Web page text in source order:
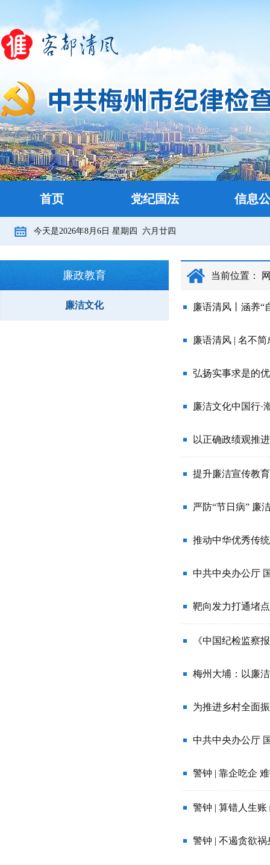
首页 党纪国法 信息
今天是2026年8月6日 星期四 六月廿四
廉政教育
廉洁文化
当前位置：
廉语清风丨涵养“
廉语清风 | 名不
弘扬实事求是的
廉洁文化中国行·
以正确政绩观推
提升廉洁宣传教
严防“节日病” 廉
推动中华优秀传
中共中央办公厅
靶向发力打通堵
《中国纪检监察
梅州大埔：以廉
中共中央办公厅
警钟 | 靠企吃企
警钟 | 算错人生
警钟 | 不遏贪欲